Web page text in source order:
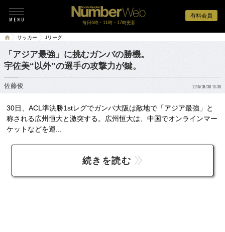
有料会員
毎日6時・11時・17時更新
サッカー Jリーグ
「アジア最強」に挑むガンバの勝機。
宇佐美“以外”の選手の攻撃力が鍵。
佐藤俊 2015/09/30 10:30
30日、ACL準決勝1stレグでガンバ大阪は敵地で「アジア最強」と
称される広州恒大と激突する。広州恒大は、中国でオンラインマー
ケットなどを運...
続きを読む